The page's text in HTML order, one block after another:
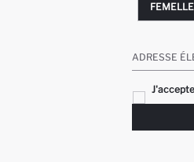
FEMELLE
ADRESSE